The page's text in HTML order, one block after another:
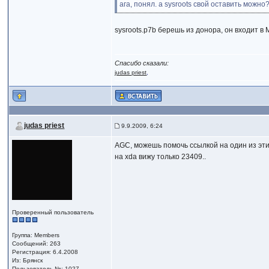
ага, понял. а sysroots свой оставить можно?
sysroots.p7b берешь из донора, он входит в
Спасибо сказали:
judas priest
judas priest 9.9.2009, 6:24
Проверенный пользователь
Группа: Members
Сообщений: 263
Регистрация: 6.4.2008
Из: Брянск
AGC, можешь помочь ссылкой на один из
на xda вижу только 23409..